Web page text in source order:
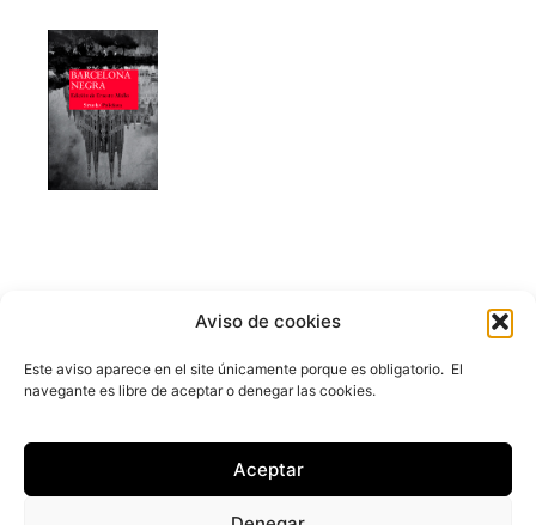
Aviso de cookies
Este aviso aparece en el site únicamente porque es obligatorio. El
navegante es libre de aceptar o denegar las cookies.
Aceptar
ernesto@ernestomallo.com
INSTAGRAMX